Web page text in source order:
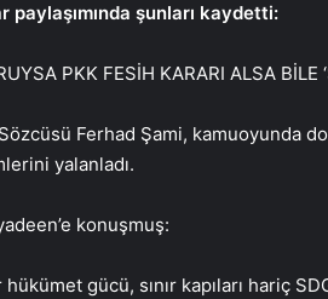
paylaşımında şunları kaydetti:
PKK FESİH KARARI ALSA BİLE
Ferhad Şami, kamuoyunda
yalanladı.
konuşmuş:
hükümet gücü, sınır kapıları hariç